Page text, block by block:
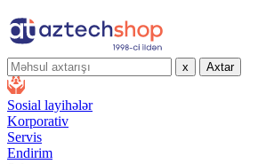
x Axtar
Sosial layihələr
Korporativ
Servis
Endirim